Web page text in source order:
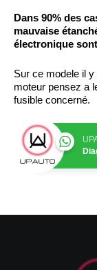
Dans 90% des
mauvaise
électronique
Sur ce modele il
moteur pensez a
fusible concerné.